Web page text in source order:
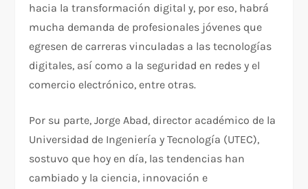
hacia la transformación digital y, por eso, habrá
mucha demanda de profesionales jóvenes que
egresen de carreras vinculadas a las tecnologías
digitales, así como a la seguridad en redes y el
comercio electrónico, entre otras.
Por su parte, Jorge Abad, director académico de la
Universidad de Ingeniería y Tecnología (UTEC),
sostuvo que hoy en día, las tendencias han
cambiado y la ciencia, innovación e